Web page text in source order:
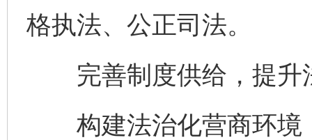
格执法、公正司法。
完善制度供给，提升
构建法治化营商环境